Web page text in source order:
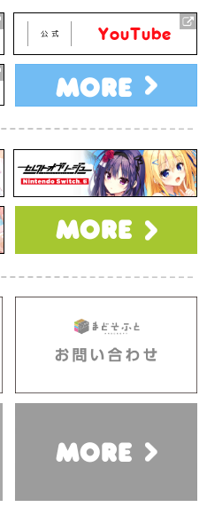
公式 YouTube
MORE
MORE
MORE